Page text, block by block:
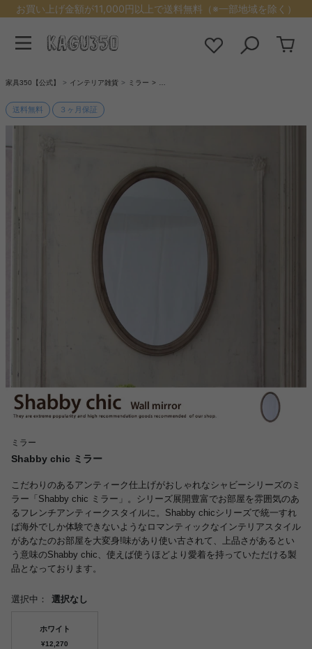
お買い上げ金額が11,000円以上で送料無料（※一部地域を除く）
家具350【公式】 インテリア雑貨 ミラー
送料無料 ３ヶ月保証
ミラー
Shabby chic ミラー
こだわりのあるアンティーク仕上げがおしゃれなシャビーシリーズのミ
ラー「Shabby chic ミラー」。シリーズ展開豊富でお部屋を雰囲気のあ
るフレンチアンティークスタイルに。Shabby chicシリーズで統一すれ
ば海外でしか体験できないようなロマンティックなインテリアスタイル
があなたのお部屋を大変身!味があり使い古されて、上品さがあるとい
う意味のShabby chic、使えば使うほどより愛着を持っていただける製
品となっております。
選択中： 選択なし
ホワイト
¥12,270